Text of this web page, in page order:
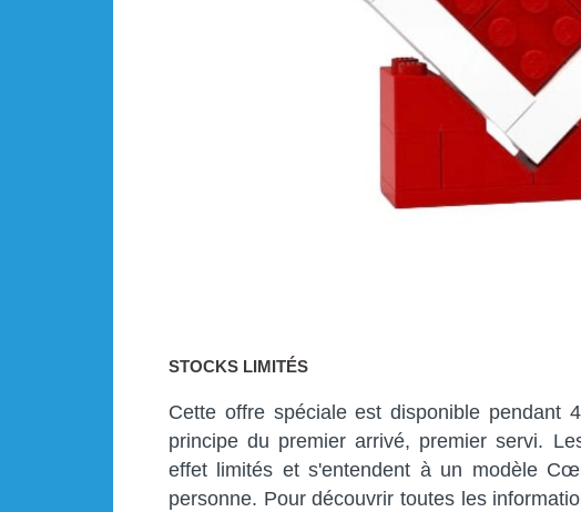
STOCKS LIMITÉS
Cette offre spéciale est disponible pendant
principe du premier arrivé, premier servi.
effet limités et s'entendent à un modèle
personne. Pour découvrir toutes les